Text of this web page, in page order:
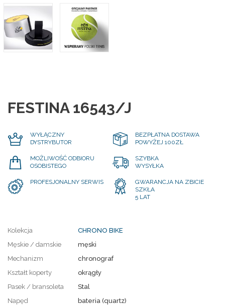
FESTINA 16543/J
WYŁĄCZNY
DYSTRYBUTOR
BEZPŁATNA DOSTAWA
POWYŻEJ 100ZŁ
MOŻLIWOŚĆ ODBIORU
OSOBISTEGO
SZYBKA
WYSYŁKA
PROFESJONALNY SERWIS
GWARANCJA NA ZBICIE
SZKŁA
5 LAT
Kolekcja
CHRONO BIKE
Męskie / damskie
męski
Mechanizm
chronograf
Kształt koperty
okrągły
Pasek / bransoleta
Stal
Napęd
bateria (quartz)